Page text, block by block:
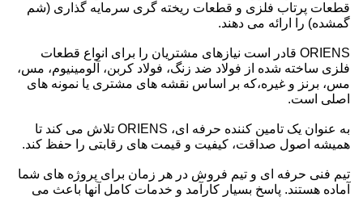
قطعات پرتاب فلزی و قطعات ریخته گری سرمایه گذاری (شم
گمشده) را ارائه می دهند.
ORIENS قادر است نیازهای مشتریان را برای انواع قطعات
فلزی ساخته شده از فولاد ضد زنگ، فولاد کربن، آلومینیوم، مس،
مس، برنز و غیره،که بر اساس نقشه های مشتری یا نمونه های
اصلی است.
به عنوان یک تامین کننده حرفه ای، ORIENS تلاش می کند تا
همیشه اصول صداقت، کیفیت و قیمت های رقابتی را حفظ کند.
تیم فنی حرفه ای و تیم فروش در هر زمان برای پروژه های شما
آماده هستند. پاسخ بسیار کارآمد و خدمات کامل آنها باعث می